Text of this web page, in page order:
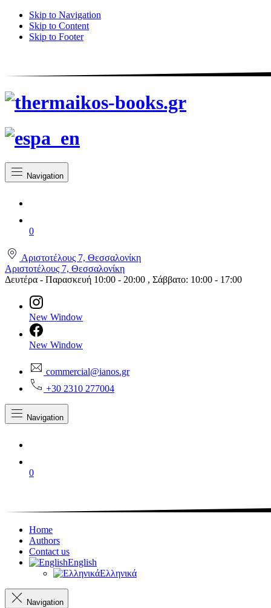
Skip to Navigation
Skip to Content
Skip to Footer
Navigation
0
Αριστοτέλους 7, Θεσσαλονίκη
Αριστοτέλους 7, Θεσσαλονίκη
Δευτέρα - Παρασκευή 10:00 - 20:00 , Σάββατο: 10:00 - 17:00
New Window
New Window
commercial@ianos.gr
+30 2310 277004
Navigation
0
Home
Authors
Contact us
English
Ελληνικά
Navigation